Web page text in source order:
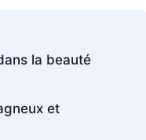
la beauté
et